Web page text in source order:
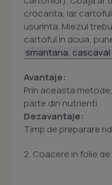
crocanta, iar
usurinta. Miezul
cartoful in doua,
smantana, cascaval
Avantaje:
Prin aceasta
parte din nutrienti.
Dezavantaje:
Timp de preparare
2. Coacere in folie